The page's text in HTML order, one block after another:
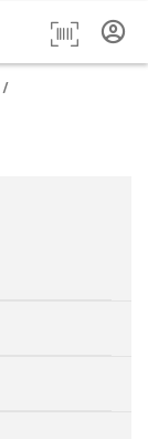
/